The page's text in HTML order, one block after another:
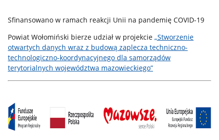
Sfinansowano w ramach reakcji Unii na pandemię COVID-19
Powiat Wołomiński bierze udział w projekcie „Stworzenie
otwartych danych wraz z budową zaplecza techniczno-
technologiczno-koordynacyjnego dla samorządów
terytorialnych województwa mazowieckiego”